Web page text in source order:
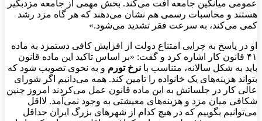
عمومی میانگین جامعه افت می‌کند. بخش مهمی از جامعه مزدبگیر
هستند و محاسبات رسمی هم نشان می‌دهند که هر گاه مزد رشد
کمی می‌کند، به سرعت فقر تشدید می‌شود.»
او در پاسخ به چرایی امتناع دولت از افزایش کافی دستمزد به ماده
۴۱ قانون کار اشاره کرد و گفت: «بر اساس تاکید این ماده قانون
باید به شکل سالانه، متناسب با نرخ تورم و به نحوی تصویب شود که
بتواند هزینه‌های یک خانواده را تامین کند. همه می‌دانیم اگر شورای
عالی کار در جلساتش به این ماده قانون عمل می‌کردند امروز چنین
شکافی میان مزد و هزینه‌های معیشتی به وجود نمی‌آمد. لااقل
می‌توانیم بگوییم که در هیچ کدام از شهرهای بزرگ ایران حداقل